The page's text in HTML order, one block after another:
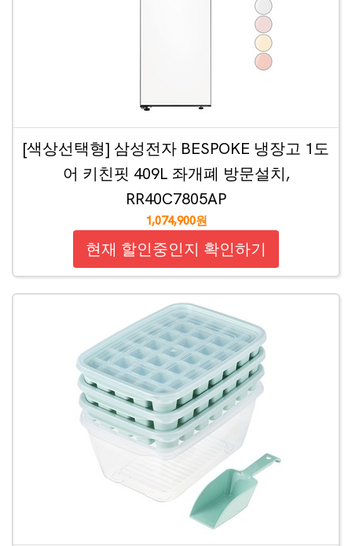
[색상선택형] 삼성전자 BESPOKE 냉장고 1도
어 키친핏 409L 좌개폐 방문설치,
RR40C7805AP
1,074,900원
현재 할인중인지 확인하기